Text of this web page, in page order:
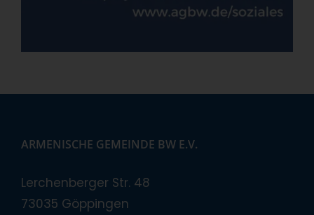
ARMENISCHE GEMEINDE BW E.V.
Lerchenberger Str. 48
73035 Göppingen